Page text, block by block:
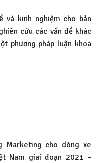
và kinh nghiệm cho bản
cứu các vấn đề khác
phương pháp luận khoa
Marketing cho dòng xe
Nam giai đoạn 2021 –